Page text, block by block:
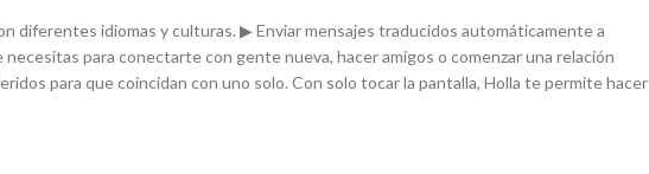
diferentes idiomas y culturas. ▶ Enviar mensajes traducidos automáticamente a
para conectarte con gente nueva, hacer amigos o comenzar una relación
para que coincidan con uno solo. Con solo tocar la pantalla, Holla te permite hacer